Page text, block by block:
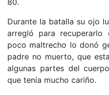
80.
Durante la batalla su ojo
arregló para recuperarlo
poco maltrecho lo donó
padre no muerto, que
algunas partes del
que tenía mucho cariño.